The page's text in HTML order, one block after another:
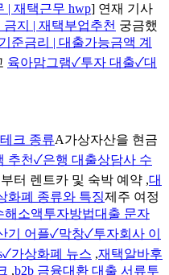
| 재택근무 hwp] 연재 기사
지 | 재택부업추천 궁금했
준금리 | 대출가능금액 계
육아맘그램✓투자 대출✓대
크 종류A가상자산을 현금
추천✓은행 대출상담사 수
터 렌트카 및 숙박 예약 ,대
화폐 종류와 특징제주 여정
해소액투자방법대출 문자
기 어플✓막창✓투자회사 이
가상화폐 뉴스 ,재택알바후
,b2b 금융대환 대출 서류투